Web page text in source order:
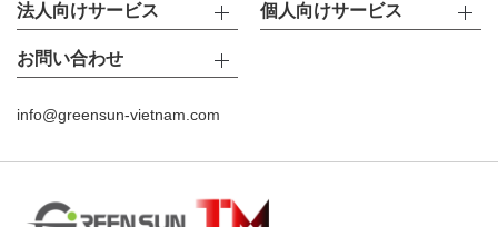
法人向けサービス 個人向けサービス
お問い合わせ
info@greensun-vietnam.com